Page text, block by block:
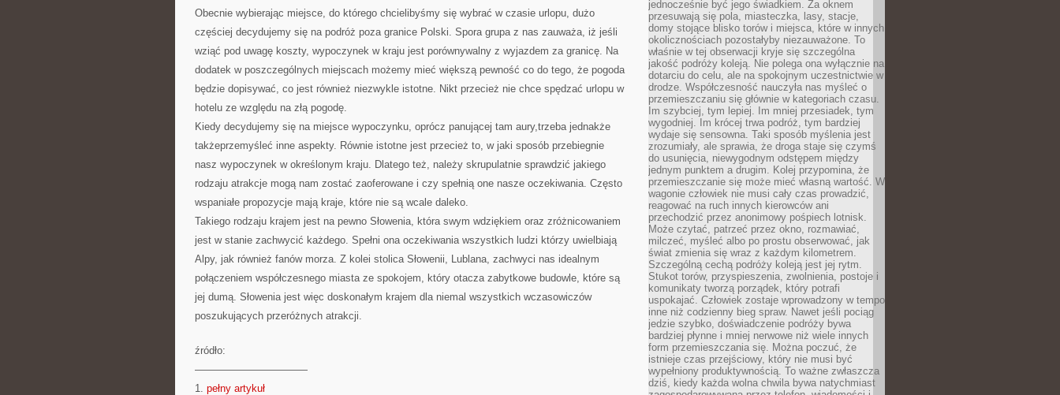
Obecnie wybierając miejsce, do którego chcielibyśmy się wybrać w czasie urlopu, dużo
częściej decydujemy się na podróż poza granice Polski. Spora grupa z nas zauważa, iż jeśli
wziąć pod uwagę koszty, wypoczynek w kraju jest porównywalny z wyjazdem za granicę. Na
dodatek w poszczególnych miejscach możemy mieć większą pewność co do tego, że pogoda
będzie dopisywać, co jest również niezwykle istotne. Nikt przecież nie chce spędzać urlopu w
hotelu ze względu na złą pogodę.
Kiedy decydujemy się na miejsce wypoczynku, oprócz panującej tam aury,trzeba jednakże
takżeprzemyśleć inne aspekty. Równie istotne jest przecież to, w jaki sposób przebiegnie
nasz wypoczynek w określonym kraju. Dlatego też, należy skrupulatnie sprawdzić jakiego
rodzaju atrakcje mogą nam zostać zaoferowane i czy spełnią one nasze oczekiwania. Często
wspaniałe propozycje mają kraje, które nie są wcale daleko.
Takiego rodzaju krajem jest na pewno Słowenia, która swym wdziękiem oraz zróżnicowaniem
jest w stanie zachwycić każdego. Spełni ona oczekiwania wszystkich ludzi którzy uwielbiają
Alpy, jak również fanów morza. Z kolei stolica Słowenii, Lublana, zachwyci nas idealnym
połączeniem współczesnego miasta ze spokojem, który otacza zabytkowe budowle, które są
jej dumą. Słowenia jest więc doskonałym krajem dla niemal wszystkich wczasowiczów
poszukujących przeróżnych atrakcji.
źródło:
———————————
1. pełny artykuł
jednocześnie być jego świadkiem. Za oknem
przesuwają się pola, miasteczka, lasy, stacje,
domy stojące blisko torów i miejsca, które w innych
okolicznościach pozostałyby niezauważone. To
właśnie w tej obserwacji kryje się szczególna
jakość podróży koleją. Nie polega ona wyłącznie na
dotarciu do celu, ale na spokojnym uczestnictwie w
drodze. Współczesność nauczyła nas myśleć o
przemieszczaniu się głównie w kategoriach czasu.
Im szybciej, tym lepiej. Im mniej przesiadek, tym
wygodniej. Im krócej trwa podróż, tym bardziej
wydaje się sensowna. Taki sposób myślenia jest
zrozumiały, ale sprawia, że droga staje się czymś
do usunięcia, niewygodnym odstępem między
jednym punktem a drugim. Kolej przypomina, że
przemieszczanie się może mieć własną wartość. W
wagonie człowiek nie musi cały czas prowadzić,
reagować na ruch innych kierowców ani
przechodzić przez anonimowy pośpiech lotnisk.
Może czytać, patrzeć przez okno, rozmawiać,
milczeć, myśleć albo po prostu obserwować, jak
świat zmienia się wraz z każdym kilometrem.
Szczególną cechą podróży koleją jest jej rytm.
Stukot torów, przyspieszenia, zwolnienia, postoje i
komunikaty tworzą porządek, który potrafi
uspokajać. Człowiek zostaje wprowadzony w tempo
inne niż codzienny bieg spraw. Nawet jeśli pociąg
jedzie szybko, doświadczenie podróży bywa
bardziej płynne i mniej nerwowe niż wiele innych
form przemieszczania się. Można poczuć, że
istnieje czas przejściowy, który nie musi być
wypełniony produktywnością. To ważne zwłaszcza
dziś, kiedy każda wolna chwila bywa natychmiast